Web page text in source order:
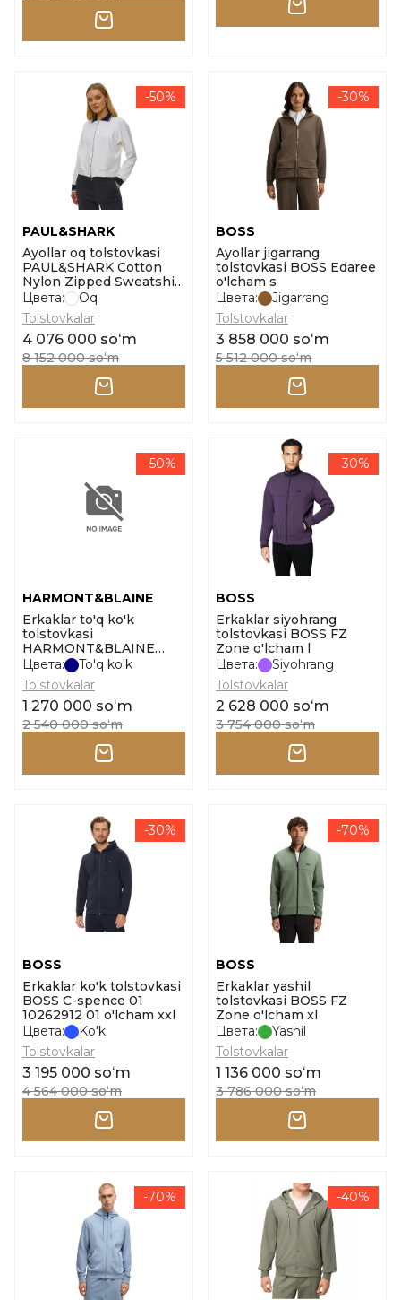
-50%
PAUL&SHARK
Ayollar oq tolstovkasi
PAUL&SHARK Cotton
Nylon Zipped Sweatshirt
o'lcham l
Цвета:
Oq
Tolstovkalar
4 076 000 soʻm
8 152 000 soʻm
-30%
BOSS
Ayollar jigarrang
tolstovkasi BOSS Edaree
o'lcham s
Цвета:
Jigarrang
Tolstovkalar
3 858 000 soʻm
5 512 000 soʻm
-50%
HARMONT&BLAINE
Erkaklar to'q ko'k
tolstovkasi
HARMONT&BLAINE
Tracksuit_full zip o'lcham
l
Цвета:
To'q ko'k
Tolstovkalar
1 270 000 soʻm
2 540 000 soʻm
-30%
BOSS
Erkaklar siyohrang
tolstovkasi BOSS FZ
Zone o'lcham l
Цвета:
Siyohrang
Tolstovkalar
2 628 000 soʻm
3 754 000 soʻm
-30%
BOSS
Erkaklar ko'k tolstovkasi
BOSS C-spence 01
10262912 01 o'lcham xxl
Цвета:
Ko'k
Tolstovkalar
3 195 000 soʻm
4 564 000 soʻm
-70%
BOSS
Erkaklar yashil
tolstovkasi BOSS FZ
Zone o'lcham xl
Цвета:
Yashil
Tolstovkalar
1 136 000 soʻm
3 786 000 soʻm
-70% -40%